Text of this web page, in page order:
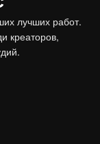
лучших работ.
креаторов,